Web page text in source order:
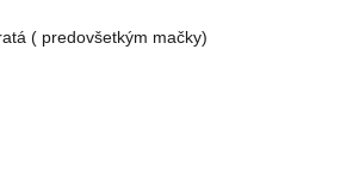
( predovšetkým mačky)